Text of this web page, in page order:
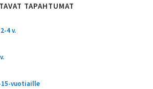
TAPAHTUMAT
4 v.
vuotiaille